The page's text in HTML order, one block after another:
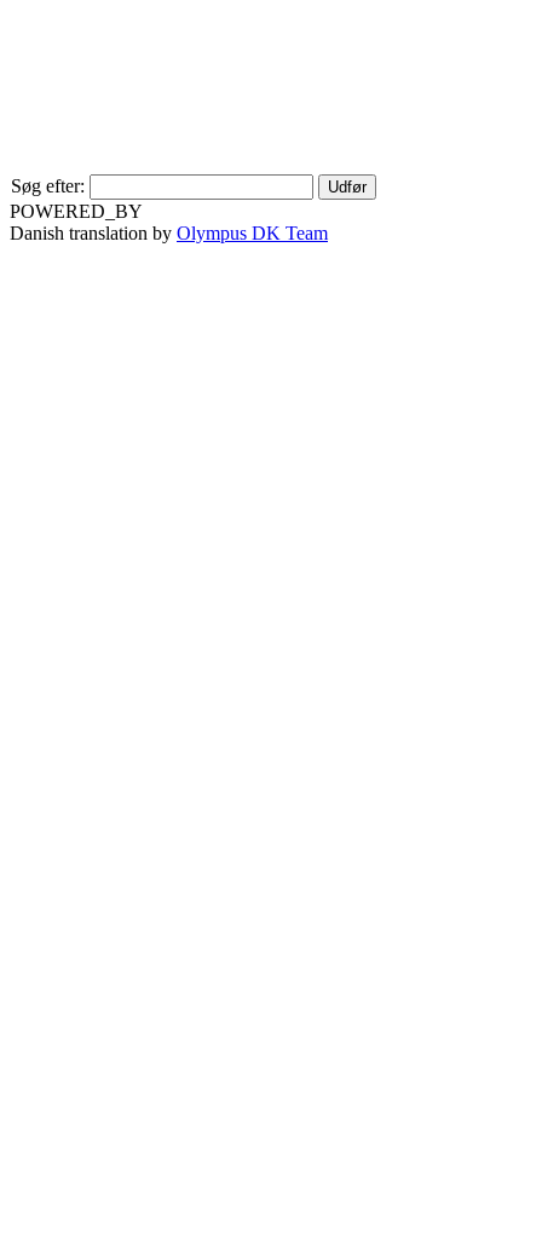
Søg efter:
POWERED_BY
Danish translation by Olympus DK Team